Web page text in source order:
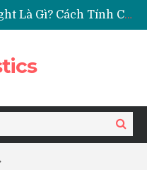
Thủ Tục Nhập Khẩu Trái Cây Tươi – Cần Những Chứng Từ Gì?
Certificate Of Conformity – Giấy Chứng Nhận Hợp Quy Là Gì?
Search